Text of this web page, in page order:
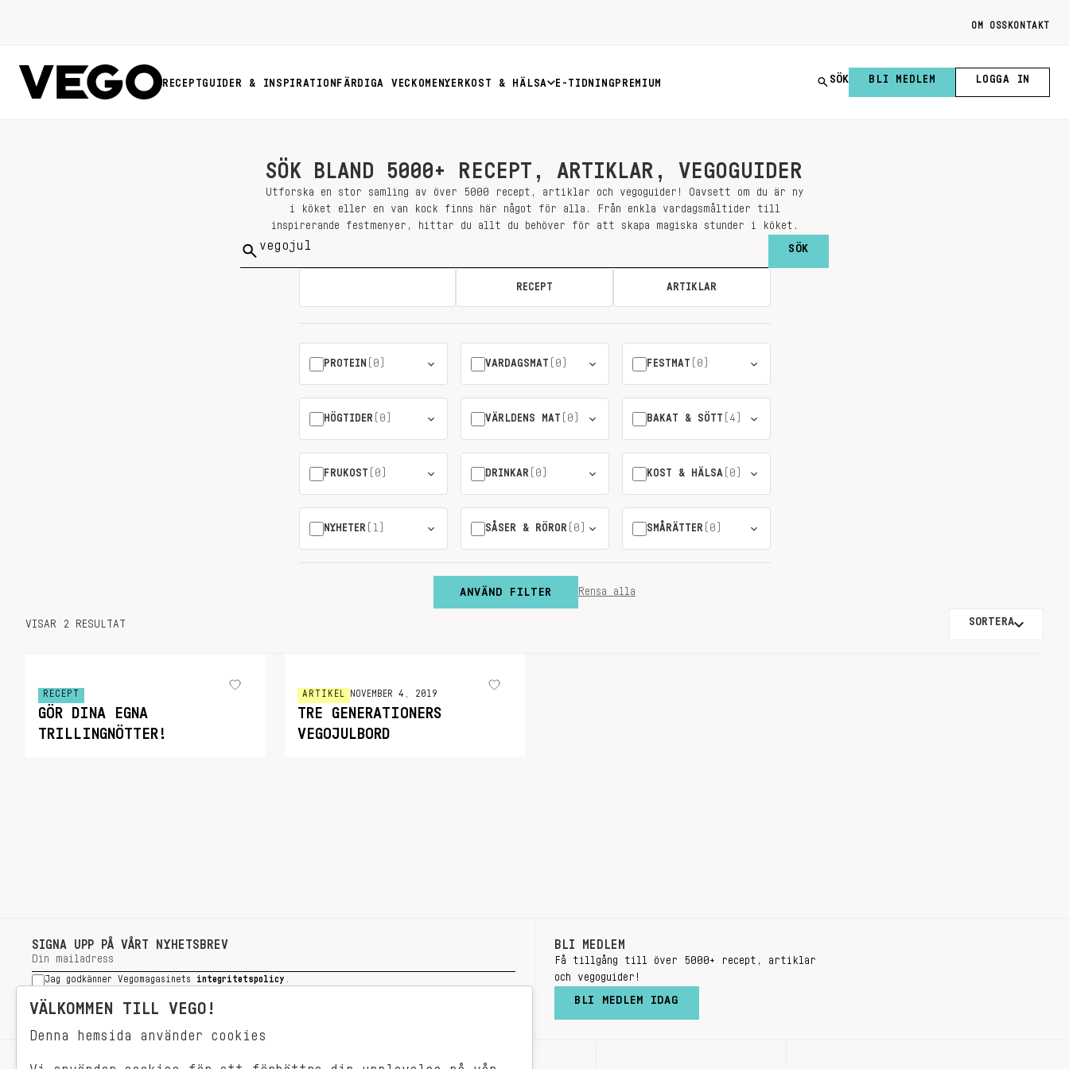
OM OSS KONTAKT
RECEPTGUIDER & INSPIRATION FÄRDIGA VECKOMENYER KOST & HÄLSA E-TIDNING PREMIUM SÖK BLI MEDLEM LOGGA IN
SÖK BLAND 5000+ RECEPT, ARTIKLAR, VEGOGUIDER
Utforska en stor samling av över 5000 recept, artiklar och vegoguider! Oavsett om du är ny
i köket eller en van kock finns här något för alla. Från enkla vardagsmåltider till
inspirerande festmenyer, hittar du allt du behöver för att skapa magiska stunder i köket.
Sök
RECEPT ARTIKLAR
PROTEIN (0) VARDAGSMAT (0) FESTMAT (0)
HÖGTIDER(0) VÄRLDENS MAT (0) BAKAT & SÖTT (4)
FRUKOST (0) DRINKAR(0) KOST & HÄLSA(0)
NYHETER(1) SÅSER & RÖROR(0) SMÅRÄTTER(0)
ANVÄND FILTER Rensa alla
VISAR 2 RESULTAT SORTERA
RECEPT
GÖR DINA EGNA
TRILLINGNÖTTER!
ARTIKEL NOVEMBER 4, 2019
TRE GENERATIONERS
VEGOJULBORD
SIGNA UPP PÅ VÅRT NYHETSBREV
Jag godkänner Vegomagasinets integritetspolicy
SIGNA UPP
BLI MEDLEM
Få tillgång till över 5000+ recept, artiklar
och vegoguider!
BLI MEDLEM IDAG
VÄLKOMMEN TILL VEGO!
Denna hemsida använder cookies